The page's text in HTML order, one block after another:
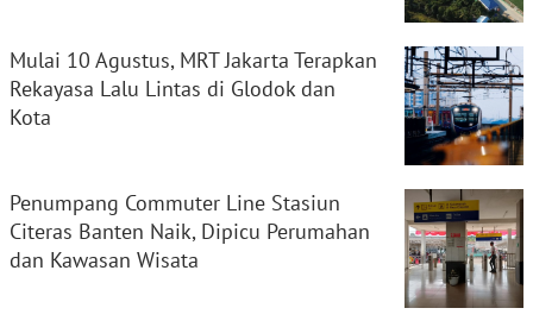
Mulai 10 Agustus, MRT Jakarta Terapkan
Rekayasa Lalu Lintas di Glodok dan
Kota
Penumpang Commuter Line Stasiun
Citeras Banten Naik, Dipicu Perumahan
dan Kawasan Wisata